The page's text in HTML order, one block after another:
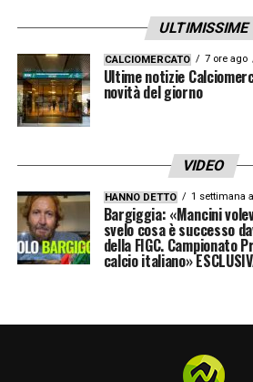
LA PLAYLIST DELLE
ULTIMISSIME
CALCIOMERCATO 7 ore ago
Ultime notizie
novità del giorno
VIDEO
HANNO DETTO 1 settimana
Bargiggia: «Mancini
svelo cosa è successo
della FIGC. Campionato
calcio italiano»